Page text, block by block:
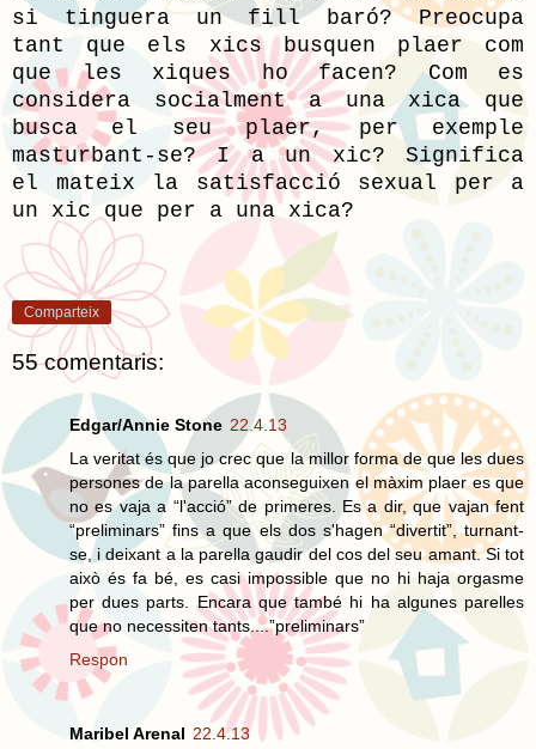
si tinguera un fill baró? Preocupa
tant que els xics busquen plaer com
que les xiques ho facen? Com es
considera socialment a una xica que
busca el seu plaer, per exemple
masturbant-se? I a un xic? Significa
el mateix la satisfacció sexual per a
un xic que per a una xica?
Comparteix
55 comentaris:
Edgar/Annie Stone 22.4.13
La veritat és que jo crec que la millor forma de que les dues
persones de la parella aconseguixen el màxim plaer es que
no es vaja a “l'acció” de primeres. Es a dir, que vajan fent
“preliminars” fins a que els dos s'hagen “divertit”, turnant-
se, i deixant a la parella gaudir del cos del seu amant. Si tot
això és fa bé, es casi impossible que no hi haja orgasme
per dues parts. Encara que també hi ha algunes parelles
que no necessiten tants....”preliminars”
Respon
Maribel Arenal 22.4.13